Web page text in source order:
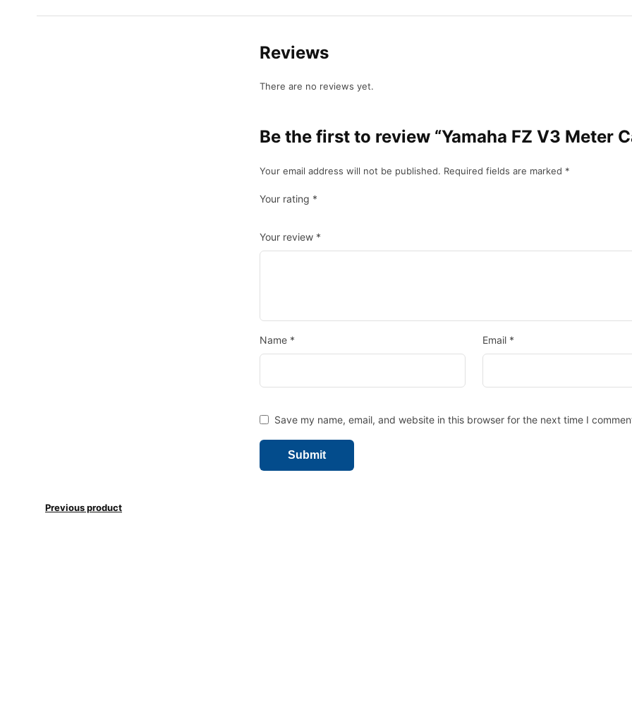
Reviews
There are no reviews yet.
Be the first to review “Yamaha FZ V3 Meter
Your email address will not be published. Required fields are marked *
Your rating *
Your review *
Name * Email *
Save my name, email, and website in this browser for the next time I
Previous product